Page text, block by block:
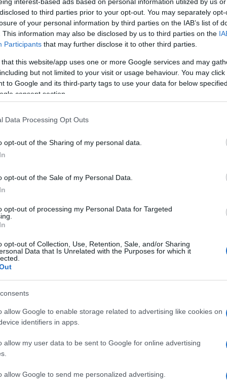
to third parties prior to your opt-out. You may separately
of your personal information by third parties on the IAB’s list of
This information may also be disclosed by us to third parties on the
Participants that may further disclose it to other third parties.
that this website/app uses one or more Google services and may
but not limited to your visit or usage behaviour. You may
to Google and its third-party tags to use your data for below
consent section.
Data Processing Opt Outs
opt-out of the Sharing of my personal data.
opt-out of the Sale of my Personal Data.
opt-out of processing my Personal Data for Targeted
opt-out of Collection, Use, Retention, Sale, and/or Sharing
Data that Is Unrelated with the Purposes for which it
allow Google to enable storage related to advertising like cookies on
identifiers in apps.
allow my user data to be sent to Google for online advertising
allow Google to send me personalized advertising.
πράγματι η συζήτηση για την
μια κορυφαία διαδικασία με πολύ
Θα έπρεπε να αξιοποιεί την
για να δυναμώσει την Ελληνική
των πολιτών. Και σίγουρα να
του προοδευτικού και
Όμως η κυβέρνηση εντάσσει
σκοπιμότητες. Πρώτα απ’
από την οποία σημειώνω ότι
αναδεικνύοντας και τη μεγάλη
και των πράξεων. Είναι
των εργασιών έως το τέλος
αυτή την πρόταση θεσμικά
της Συνταγματικής Αναθεώρησης σε
να στρέψετε τη συζήτηση μακριά